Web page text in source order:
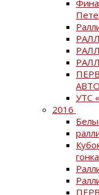
УТС
2016